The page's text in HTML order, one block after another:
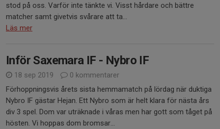
stod på oss. Varför inte tänkte vi. Visst hårdare och bättre
matcher samt givetvis svårare att ta...
Läs mer
Inför Saxemara IF - Nybro IF
18 sep 2019
0 kommentarer
Förhoppningsvis årets sista hemmamatch på lördag när duktiga
Nybro IF gästar Hejan. Ett Nybro som är helt klara för nästa års
div 3 spel. Dom var uträknade i våras men har gott som tåget på
hösten. Vi hoppas dom bromsar...